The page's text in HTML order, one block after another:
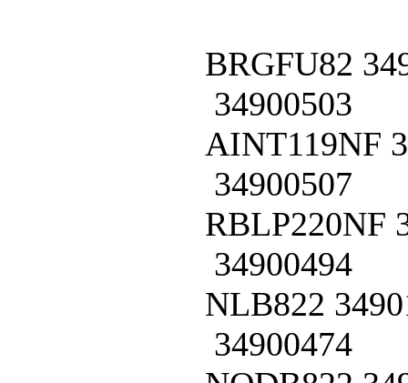
BRGFU82
34900503
AINT119NF
34900507
RBLP220NF
34900494
NLB822
34900474